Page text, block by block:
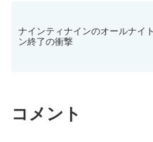
ナインティナインのオールナイ
ン終了の衝撃
コメント